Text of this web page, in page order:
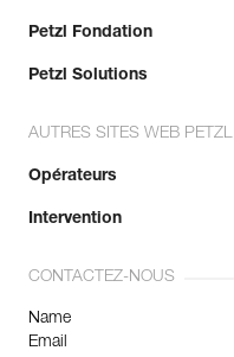
Petzl Fondation
Petzl Solutions
AUTRES SITES WEB PETZL
Opérateurs
Intervention
CONTACTEZ-NOUS
Name
Email